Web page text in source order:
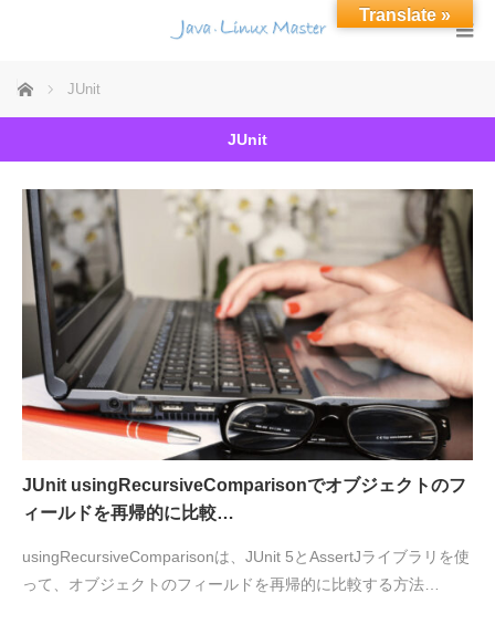
ホーム JUnit
JUnit
JUnit usingRecursiveComparisonでオブジェクトのフ
ィールドを再帰的に比較…
usingRecursiveComparisonは、JUnit 5とAssertJライブラリを使
って、オブジェクトのフィールドを再帰的に比較する方法…
Translate »